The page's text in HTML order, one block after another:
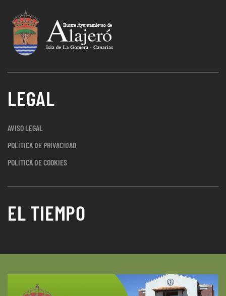
LEGAL
AVISO LEGAL
POLÍTICA DE PRIVACIDAD
POLÍTICA DE COOKIES
EL TIEMPO